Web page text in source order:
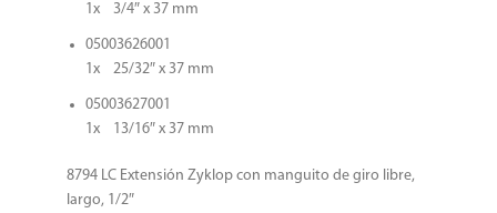
1x 3/4″ x 37 mm
05003626001
1x 25/32″ x 37 mm
05003627001
1x 13/16″ x 37 mm
8794 LC Extensión Zyklop con manguito de giro libre,
largo, 1/2″